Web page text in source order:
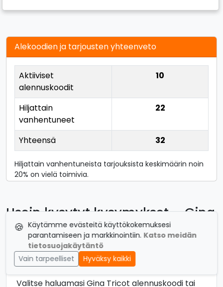
🍪 Käytämme evästeitä käyttökokemuksesi
parantamiseen ja markkinointiin. Katso meidän
tietosuojakäytäntö
Vain tarpeelliset
Hyväksy kaikki
Alekoodien ja tarjousten yhteenveto
Aktiiviset
alennuskoodit
10
Hiljattain
vanhentuneet
22
Yhteensä 32
Hiljattain vanhentuneista tarjouksista keskimäärin noin
20% on vielä toimivia.
Usein kysytyt kysymykset – Gina
Tricot alennuskoodit
Miten käytän Gina Tricot alennuskoodia?
Valitse haluamasi Gina Tricot alennuskoodi tai